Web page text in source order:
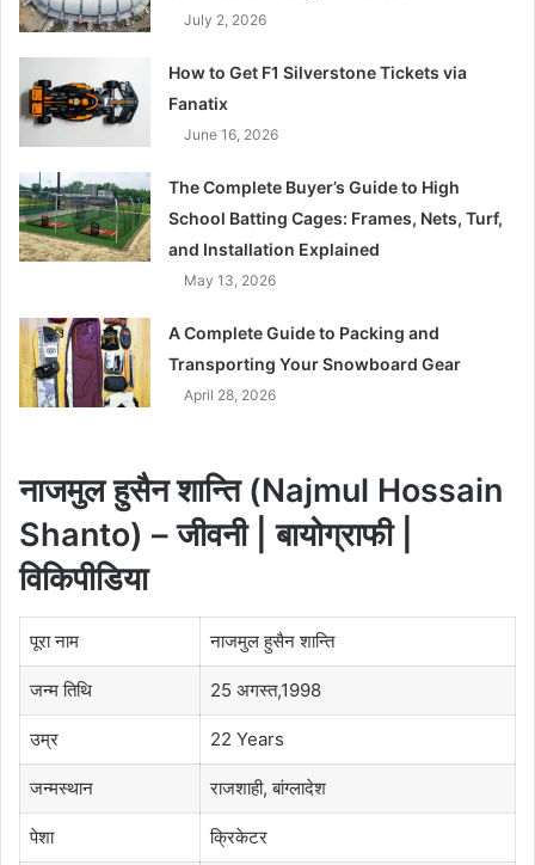
July 2, 2026
How to Get F1 Silverstone Tickets via
Fanatix
June 16, 2026
The Complete Buyer’s Guide to High
School Batting Cages: Frames, Nets, Turf,
and Installation Explained
May 13, 2026
A Complete Guide to Packing and
Transporting Your Snowboard Gear
April 28, 2026
नाजमुल हुसैन शान्ति (Najmul Hossain
Shanto) – जीवनी | बायोग्राफी |
विकिपीडिया
पूरा नाम नाजमुल हुसैन शान्ति
जन्म तिथि 25 अगस्त,1998
उम्र 22 Years
जन्मस्थान राजशाही, बांग्लादेश
पेशा क्रिकेटर